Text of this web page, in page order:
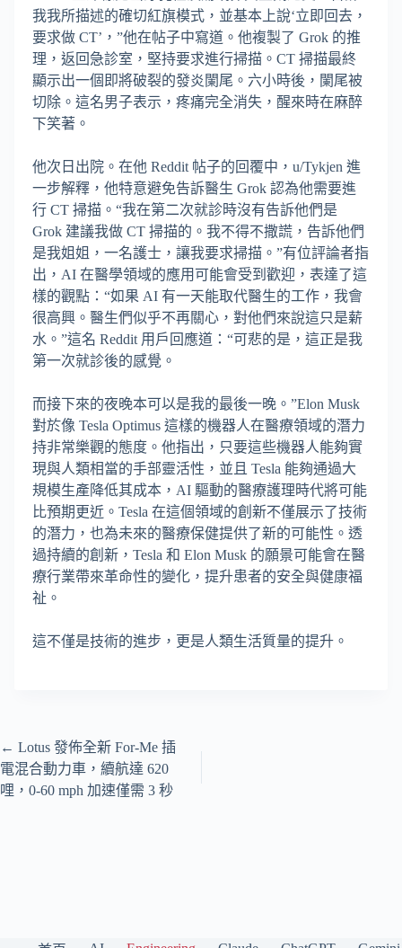
我我所描述的確切紅旗模式，並基本上說‘立即回去，
要求做 CT’，”他在帖子中寫道。他複製了 Grok 的推
理，返回急診室，堅持要求進行掃描。CT 掃描最終
顯示出一個即將破裂的發炎闌尾。六小時後，闌尾被
切除。這名男子表示，疼痛完全消失，醒來時在麻醉
下笑著。
他次日出院。在他 Reddit 帖子的回覆中，u/Tykjen 進
一步解釋，他特意避免告訴醫生 Grok 認為他需要進
行 CT 掃描。“我在第二次就診時沒有告訴他們是
Grok 建議我做 CT 掃描的。我不得不撒謊，告訴他們
是我姐姐，一名護士，讓我要求掃描。”有位評論者指
出，AI 在醫學領域的應用可能會受到歡迎，表達了這
樣的觀點：“如果 AI 有一天能取代醫生的工作，我會
很高興。醫生們似乎不再關心，對他們來說這只是薪
水。”這名 Reddit 用戶回應道：“可悲的是，這正是我
第一次就診後的感覺。
而接下來的夜晚本可以是我的最後一晚。”Elon Musk
對於像 Tesla Optimus 這樣的機器人在醫療領域的潛力
持非常樂觀的態度。他指出，只要這些機器人能夠實
現與人類相當的手部靈活性，並且 Tesla 能夠通過大
規模生產降低其成本，AI 驅動的醫療護理時代將可能
比預期更近。Tesla 在這個領域的創新不僅展示了技術
的潛力，也為未來的醫療保健提供了新的可能性。透
過持續的創新，Tesla 和 Elon Musk 的願景可能會在醫
療行業帶來革命性的變化，提升患者的安全與健康福
祉。
這不僅是技術的進步，更是人類生活質量的提升。
← Lotus 發佈全新 For‑Me 插
電混合動力車，續航達 620
哩，0-60 mph 加速僅需 3 秒